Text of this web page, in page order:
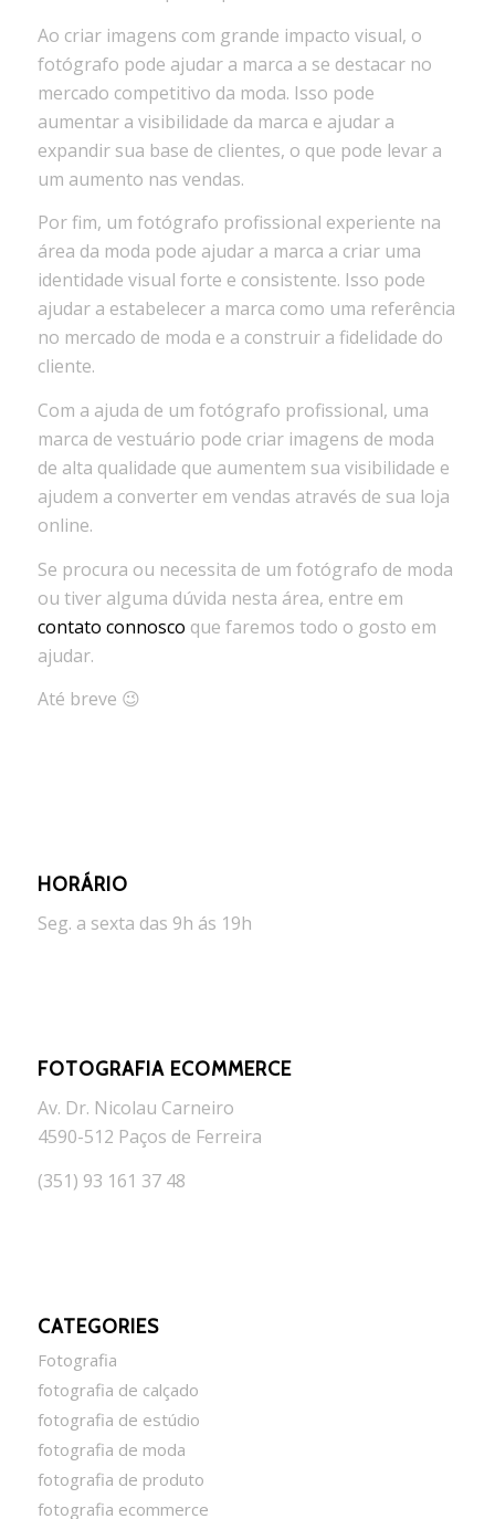
Ao criar imagens com grande impacto visual, o
fotógrafo pode ajudar a marca a se destacar no
mercado competitivo da moda. Isso pode
aumentar a visibilidade da marca e ajudar a
expandir sua base de clientes, o que pode levar a
um aumento nas vendas.
Por fim, um fotógrafo profissional experiente na
área da moda pode ajudar a marca a criar uma
identidade visual forte e consistente. Isso pode
ajudar a estabelecer a marca como uma referência
no mercado de moda e a construir a fidelidade do
cliente.
Com a ajuda de um fotógrafo profissional, uma
marca de vestuário pode criar imagens de moda
de alta qualidade que aumentem sua visibilidade e
ajudem a converter em vendas através de sua loja
online.
Se procura ou necessita de um fotógrafo de moda
ou tiver alguma dúvida nesta área, entre em
contato connosco que faremos todo o gosto em
ajudar.
Até breve 😉
HORÁRIO
Seg. a sexta das 9h ás 19h
FOTOGRAFIA ECOMMERCE
Av. Dr. Nicolau Carneiro
4590-512 Paços de Ferreira
(351) 93 161 37 48
CATEGORIES
Fotografia
fotografia de calçado
fotografia de estúdio
fotografia de moda
fotografia de produto
fotografia ecommerce